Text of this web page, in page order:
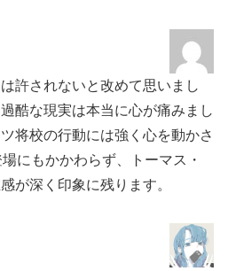
許されないと改めて思いまし
酷な現実は本当に心が痛みまし
将校の行動には強く心を動かさ
にもかかわらず、トーマス・
が深く印象に残ります。